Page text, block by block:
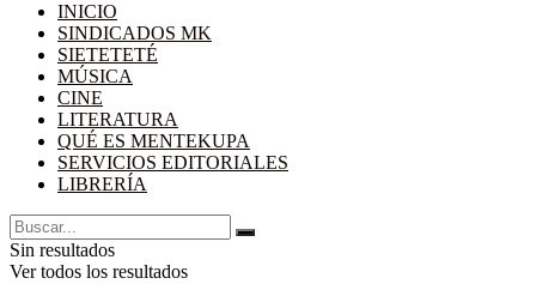
INICIO
SINDICADOS MK
SIETETETÉ
MÚSICA
CINE
LITERATURA
QUÉ ES MENTEKUPA
SERVICIOS EDITORIALES
LIBRERÍA
Sin resultados
Ver todos los resultados